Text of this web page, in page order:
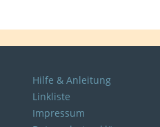
Hilfe & Anleitung
Linkliste
Impressum